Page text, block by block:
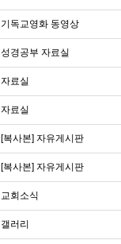
기독교영화 동영상
성경공부 자료실
자료실
자료실
[복사본] 자유게시판
[복사본] 자유게시판
교회소식
갤러리